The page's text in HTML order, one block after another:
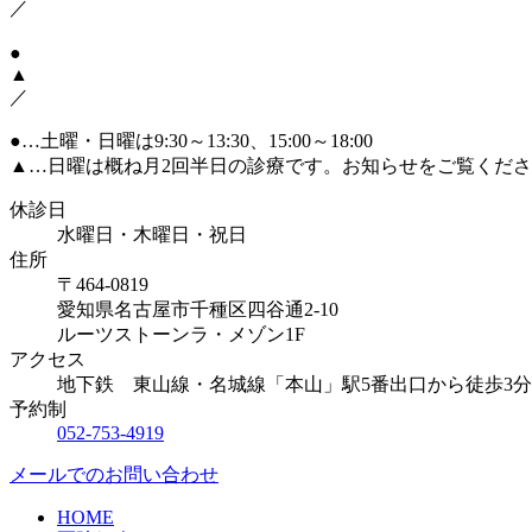
／
●
▲
／
●…土曜・日曜は9:30～13:30、15:00～18:00
▲ …日曜は概ね月2回半日の診療です。お知らせをご覧くだ
休診日
水曜日・木曜日・祝日
住所
〒464-0819
愛知県名古屋市千種区四谷通2-10
ルーツストーンラ・メゾン1F
アクセス
地下鉄 東山線・名城線「本山」駅5番出口から徒歩3分
予約制
052-753-4919
メールでのお問い合わせ
HOME